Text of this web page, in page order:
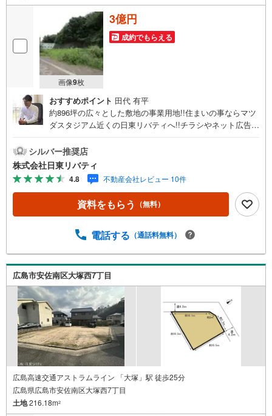
画像9枚
3億円
成約でもらえる
おすすめポイント 田代 有平
約896坪の広々とした敷地の事業用地!!住まいの事ならマツ
ダスタジアム近くの日東リバティへ!!チラシやネット広告に
廿日市から呉・東広島まで6000物件の豊富な情報量!!「実
際に自分自身が住む家を見て納得して買いたい」広告では
分かり難い物件の長所や短所を現地でご確認できます。お
気軽にお問い合わせ下さい。TV電話やLINE等でオンライン
案内も可能です。お気軽にお申し付け下さい。「住まいを
通じた出逢いを大切に」をモットーに、創業以来多くのお
ープへ成長することができました。「人と人、心と心」こ
頂きます。株式会社日東リバティ〒732-0818広島市南区段
原日出2丁目2-22-2F
シルバー推奨店
株式会社日東リバティ
4.8 不動産会社レビュー 10件
資料をもらう （無料）
電話する （通話料無料）
広島市安佐南区大塚西7丁目
広島高速交通アストラムライン 「大塚」駅 徒歩25分
広島県広島市安佐南区大塚西7丁目
土地216.18m2